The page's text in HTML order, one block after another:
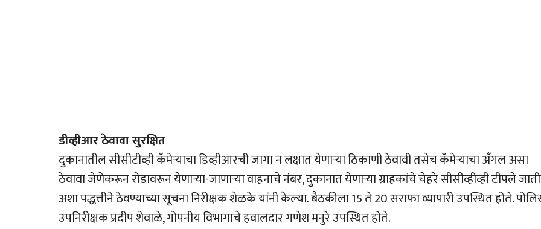
डीव्हीआर ठेवावा सुरक्षित
दुकानातील सीसीटीव्ही कॅमेर्‍याचा डिव्हीआरची जागा न लक्षात येणार्‍या ठिकाणी ठेवावी तसेच कॅमेर्‍याचा अँगल असा
ठेवावा जेणेकरून रोडावरून येणार्‍या-जाणार्‍या वाहनाचे नंबर, दुकानात येणार्‍या ग्राहकांचे चेहरे सीसीव्हीव्ही टीपले
अशा पद्धत्तीने ठेवण्याच्या सूचना निरीक्षक शेळके यांनी केल्या. बैठकीला 15 ते 20 सराफा व्यापारी उपस्थित होते.
उपनिरीक्षक प्रदीप शेवाळे, गोपनीय विभागाचे हवालदार गणेश मनुरे उपस्थित होते.